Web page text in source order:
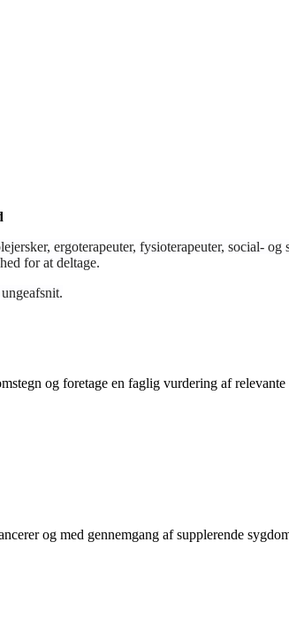
ergoterapeuter, fysioterapeuter, social- og
for at deltage.
og foretage en faglig vurdering af relevante
og med gennemgang af supplerende